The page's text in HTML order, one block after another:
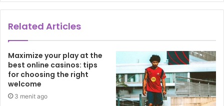
budgetnya disesuaikan,” ungkap Ratih.
Ia mengungkapkan, program cucurak yang ditawarkan
pihak Kebun Raya Bogor ternyata mendapat respons
positif dari pengunjung. Program yang dilaksanakan sejak
26 Maret hingga 11 April 2021 itu membuat masyarakat
Related Articles
Maximize your play at the
best online casinos: tips
for choosing the right
welcome
3 menit ago